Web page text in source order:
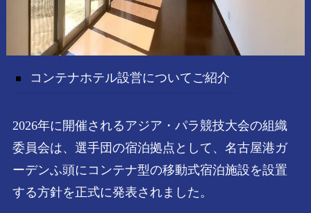
コンテナホテル設営についてご紹介
2026年に開催されるアジア・パラ競技大会の組織
委員会は、選手団の宿泊拠点として、名古屋港ガ
ーデンふ頭にコンテナ型の移動式宿泊施設を設置
する方針を正式に発表されました。